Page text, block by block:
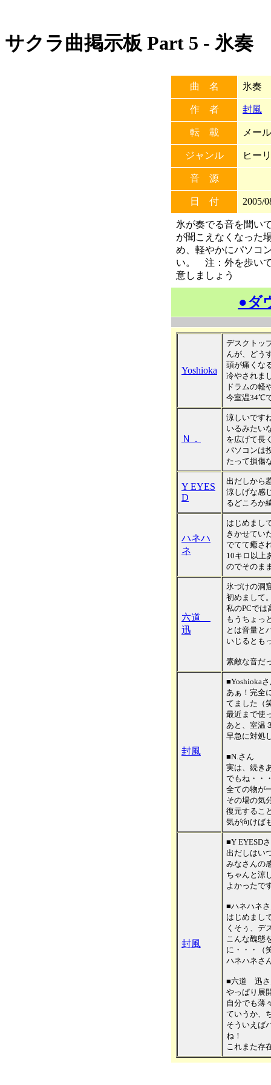
サクラ曲掲示板 Part 5 - 氷奏
曲 名 氷奏
作 者 封風
転 載 メー
ジャンル ヒー
音 源
日 付 2005/
氷が奏でる音を聞い
が聞こえなくなった
め、軽やかにパソコ
い。 注：外を歩い
意しましょう
●ダ
Yoshioka
デスクトッ
んが、どう
頭が痛くな
冷やされま
ドラムの軽
今室温34℃
Ｎ．
涼しいです
いるみたい
を広げて長
パソコンは
たって損傷
Y EYES
D
出だしから
涼しげな感
るどころか
ハネハ
ネ
はじめまし
きかせてい
でてて癒さ
10キロ以上
のでそのま
六道
迅
氷づけの洞
初めまして
私のPCでは
もうちょっ
とは音量と
いじるとも
素敵な音だ
封風
■Yoshioka
あぁ！完全
てました（
最近まで使
あと、室温
早急に対処
■N.さん
実は、続き
でもね・・
全ての物が
その場の気
復元するこ
気が向けば
封風
■Y EYESD
出だしはい
みなさんの
ちゃんと涼
よかったで
■ハネハネ
はじめまし
くそぅ、デ
こんな醜態
に・・・（
ハネハネさ
■六道 迅さ
やっぱり展
自分でも薄
ていうか、
そういえば
ね！
これまた存